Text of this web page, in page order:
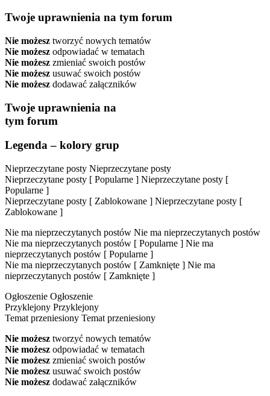
Twoje uprawnienia na tym forum
Nie możesz tworzyć nowych tematów
Nie możesz odpowiadać w tematach
Nie możesz zmieniać swoich postów
Nie możesz usuwać swoich postów
Nie możesz dodawać załączników
Twoje uprawnienia na
tym forum
Legenda – kolory grup
Nieprzeczytane posty Nieprzeczytane posty
Nieprzeczytane posty [ Popularne ] Nieprzeczytane posty [
Popularne ]
Nieprzeczytane posty [ Zablokowane ] Nieprzeczytane posty [
Zablokowane ]
Nie ma nieprzeczytanych postów Nie ma nieprzeczytanych postów
Nie ma nieprzeczytanych postów [ Popularne ] Nie ma
nieprzeczytanych postów [ Popularne ]
Nie ma nieprzeczytanych postów [ Zamknięte ] Nie ma
nieprzeczytanych postów [ Zamknięte ]
Ogłoszenie Ogłoszenie
Przyklejony Przyklejony
Temat przeniesiony Temat przeniesiony
Nie możesz tworzyć nowych tematów
Nie możesz odpowiadać w tematach
Nie możesz zmieniać swoich postów
Nie możesz usuwać swoich postów
Nie możesz dodawać załączników